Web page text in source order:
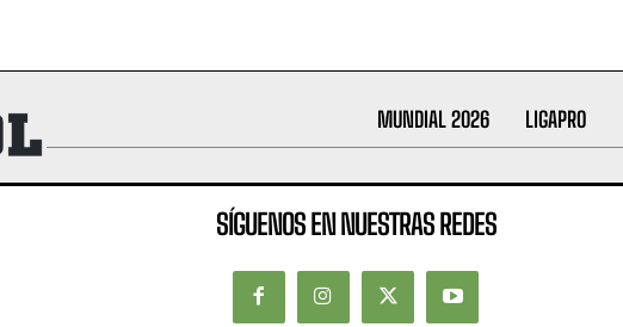
MUNDIAL 2026 LIGAPRO
SÍGUENOS EN NUESTRAS REDES